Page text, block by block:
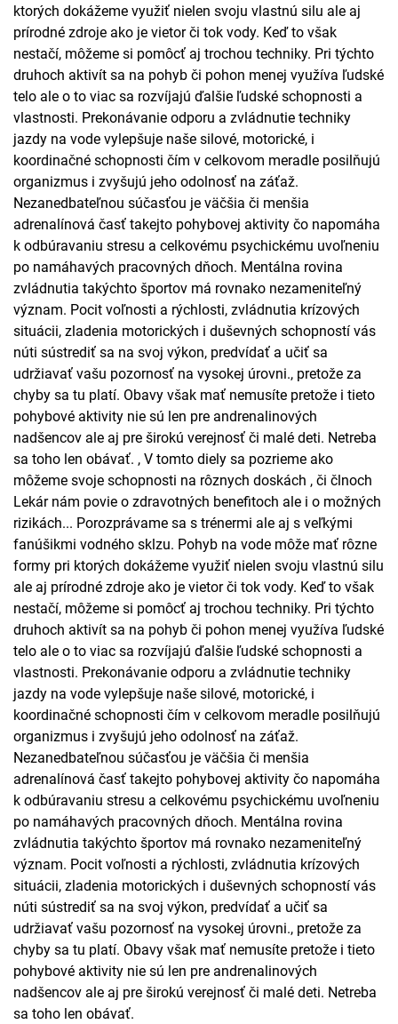
ktorých dokážeme využiť nielen svoju vlastnú silu ale aj
prírodné zdroje ako je vietor či tok vody. Keď to však
nestačí, môžeme si pomôcť aj trochou techniky. Pri týchto
druhoch aktivít sa na pohyb či pohon menej využíva ľudské
telo ale o to viac sa rozvíjajú ďalšie ľudské schopnosti a
vlastnosti. Prekonávanie odporu a zvládnutie techniky
jazdy na vode vylepšuje naše silové, motorické, i
koordinačné schopnosti čím v celkovom meradle posilňujú
organizmus i zvyšujú jeho odolnosť na záťaž.
Nezanedbateľnou súčasťou je väčšia či menšia
adrenalínová časť takejto pohybovej aktivity čo napomáha
k odbúravaniu stresu a celkovému psychickému uvoľneniu
po namáhavých pracovných dňoch. Mentálna rovina
zvládnutia takýchto športov má rovnako nezameniteľný
význam. Pocit voľnosti a rýchlosti, zvládnutia krízových
situácii, zladenia motorických i duševných schopností vás
núti sústrediť sa na svoj výkon, predvídať a učiť sa
udržiavať vašu pozornosť na vysokej úrovni., pretože za
chyby sa tu platí. Obavy však mať nemusíte pretože i tieto
pohybové aktivity nie sú len pre andrenalinových
nadšencov ale aj pre širokú verejnosť či malé deti. Netreba
sa toho len obávať. , V tomto diely sa pozrieme ako
môžeme svoje schopnosti na rôznych doskách , či člnoch
Lekár nám povie o zdravotných benefitoch ale i o možných
rizikách... Porozprávame sa s trénermi ale aj s veľkými
fanúšikmi vodného sklzu. Pohyb na vode môže mať rôzne
formy pri ktorých dokážeme využiť nielen svoju vlastnú silu
ale aj prírodné zdroje ako je vietor či tok vody. Keď to však
nestačí, môžeme si pomôcť aj trochou techniky. Pri týchto
druhoch aktivít sa na pohyb či pohon menej využíva ľudské
telo ale o to viac sa rozvíjajú ďalšie ľudské schopnosti a
vlastnosti. Prekonávanie odporu a zvládnutie techniky
jazdy na vode vylepšuje naše silové, motorické, i
koordinačné schopnosti čím v celkovom meradle posilňujú
organizmus i zvyšujú jeho odolnosť na záťaž.
Nezanedbateľnou súčasťou je väčšia či menšia
adrenalínová časť takejto pohybovej aktivity čo napomáha
k odbúravaniu stresu a celkovému psychickému uvoľneniu
po namáhavých pracovných dňoch. Mentálna rovina
zvládnutia takýchto športov má rovnako nezameniteľný
význam. Pocit voľnosti a rýchlosti, zvládnutia krízových
situácii, zladenia motorických i duševných schopností vás
núti sústrediť sa na svoj výkon, predvídať a učiť sa
udržiavať vašu pozornosť na vysokej úrovni., pretože za
chyby sa tu platí. Obavy však mať nemusíte pretože i tieto
pohybové aktivity nie sú len pre andrenalinových
nadšencov ale aj pre širokú verejnosť či malé deti. Netreba
sa toho len obávať.